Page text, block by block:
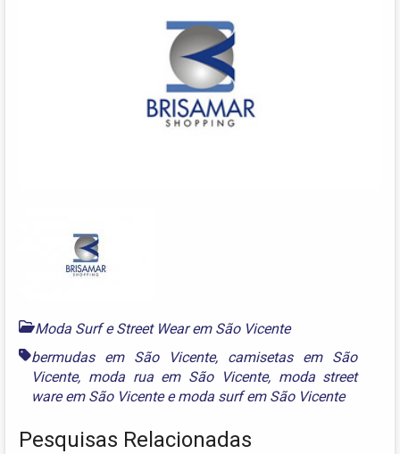
Moda Surf e Street Wear em São Vicente
bermudas em São Vicente, camisetas em São
Vicente, moda rua em São Vicente, moda street
ware em São Vicenteemoda surf em São Vicente
Pesquisas Relacionadas